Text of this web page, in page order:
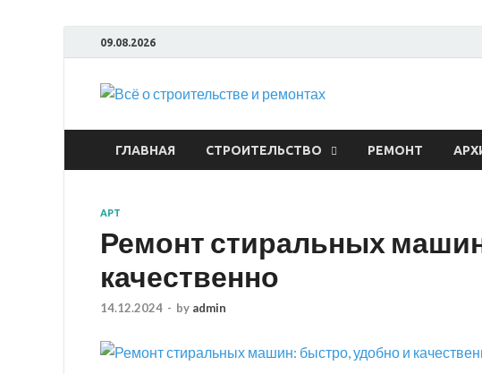
09.08.2026
Всё о
ГЛАВНАЯ СТРОИТЕЛЬСТВО РЕМОНТ
АРТ
Ремонт стиральных
качественно
14.12.2024 - by admin